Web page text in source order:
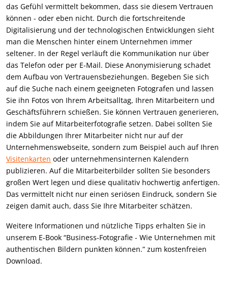
das Gefühl vermittelt bekommen, dass sie diesem Vertrauen
können - oder eben nicht. Durch die fortschreitende
Digitalisierung und der technologischen Entwicklungen sieht
man die Menschen hinter einem Unternehmen immer
seltener. In der Regel verläuft die Kommunikation nur über
das Telefon oder per E-Mail. Diese Anonymisierung schadet
dem Aufbau von Vertrauensbeziehungen. Begeben Sie sich
auf die Suche nach einem geeigneten Fotografen und lassen
Sie ihn Fotos von Ihrem Arbeitsalltag, Ihren Mitarbeitern und
Geschäftsführern schießen. Sie können Vertrauen generieren,
indem Sie auf Mitarbeiterfotografie setzen. Dabei sollten Sie
die Abbildungen Ihrer Mitarbeiter nicht nur auf der
Unternehmenswebseite, sondern zum Beispiel auch auf Ihren
Visitenkarten oder unternehmensinternen Kalendern
publizieren. Auf die Mitarbeiterbilder sollten Sie besonders
großen Wert legen und diese qualitativ hochwertig anfertigen.
Das vermittelt nicht nur einen seriösen Eindruck, sondern Sie
zeigen damit auch, dass Sie Ihre Mitarbeiter schätzen.
Weitere Informationen und nützliche Tipps erhalten Sie in
unserem E-Book “Business-Fotografie - Wie Unternehmen mit
authentischen Bildern punkten können.” zum kostenfreien
Download.